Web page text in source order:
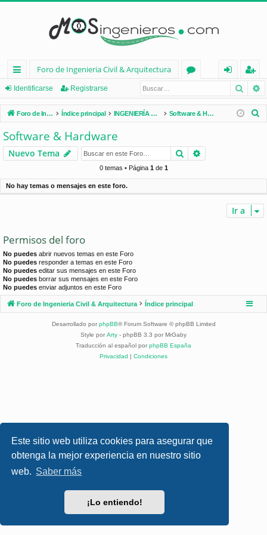
Este sitio web utiliza cookies para asegurar que
obtenga la mejor experiencia en nuestro sitio
web. Saber más
¡Lo entiendo!
nl
ac
es
rá
pi
d
Foro de Ingenieria Civil & Arquitectura
os
nt
ifi
e
eg
ist
ra
Identificarse Registrarse
Foro de Ingenieria Civil & Arquitectura Índice principal INGENIERÍA CIVIL (España) Software & Hardware
r
Software & Hardware
Nuevo Tema Buscar
0 temas • Página 1de 1
No hay temas o mensajes en este foro.
Ir a
Permisos del foro
No puedes abrir nuevos temas en este Foro
No puedes responder a temas en este Foro
No puedes editar sus mensajes en este Foro
No puedes borrar sus mensajes en este Foro
No puedes enviar adjuntos en este Foro
Foro de Ingenieria Civil & Arquitectura Índice principal
Desarrollado por phpBB® Forum Software © phpBB Limited
Style por Arty - phpBB 3.3 por MrGaby
Traducción al español por phpBB España
Privacidad | Condiciones